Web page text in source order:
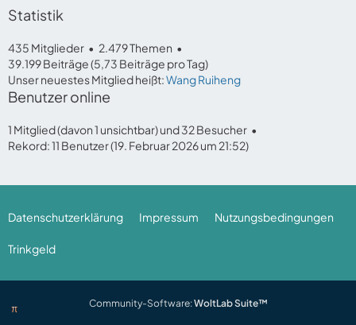
Statistik
435 Mitglieder
2.479 Themen
39.199 Beiträge (5,73 Beiträge pro Tag)
Unser neuestes Mitglied heißt:Wang Ruiheng
Benutzer online
1 Mitglied (davon 1 unsichtbar) und 32 Besucher
Rekord: 11 Benutzer (19. Februar 2026 um 21:52)
Datenschutzerklärung Impressum Nutzungsbedingungen
Trinkgeld
Community-Software:WoltLab Suite™
π